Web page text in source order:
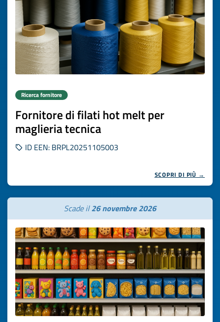
Ricerca fornitore
Fornitore di filati hot melt per
maglieria tecnica
ID EEN: BRPL20251105003
SCOPRI DI PIÙ →
Scade il26 novembre 2026